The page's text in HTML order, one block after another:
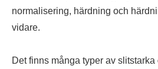
normalisering, härdning och
vidare.
Det finns många typer av